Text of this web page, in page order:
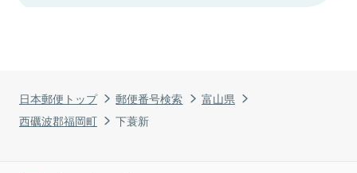
日本郵便トップ 郵便番号検索
富山県
西礪波郡福岡町
下蓑新